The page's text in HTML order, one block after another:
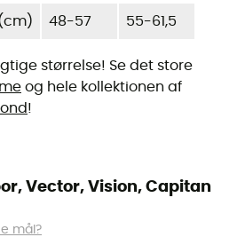
48-57 55-61,5
størrelse! Se det store
og hele kollektionen af
!
Vector, Vision, Capitan
mål?